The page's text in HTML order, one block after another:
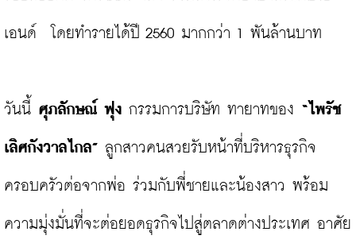
เอนด์  โดยทำรายได้ปี 2560 มากกว่า 1 พันล้านบาท
วันนี้ ศุภลักษณ์ ฟุง กรรมการบริษัท ทายาทของ “ไพรัช
เลิศกังวาลไกล” ลูกสาวคนสวยรับหน้าที่บริหารธุรกิจ
ครอบครัวต่อจากพ่อ ร่วมกับพี่ชายและน้องสาว พร้อม
ความมุ่งมั่นที่จะต่อยอดธุรกิจไปสู่ตลาดต่างประเทศ อาศัย